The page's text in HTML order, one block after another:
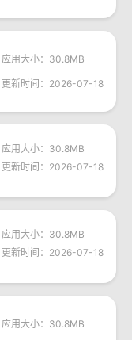
应用大小：30.8MB
更新时间：2026-07-18
应用大小：30.8MB
更新时间：2026-07-18
应用大小：30.8MB
更新时间：2026-07-18
应用大小：30.8MB